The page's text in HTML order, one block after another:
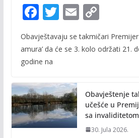
F
ac
e
b
o
k
T
itt
E
m
ai
C
o
p
n
k
Obavještavaju se takmičari Premijer
amura’ da će se 3. kolo održati 21.
godine na
Obavještenje
učešće u
sa invaliditetom
30. Jula 2026.